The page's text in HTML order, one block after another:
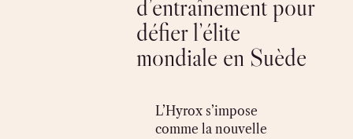
d’entraînement pour
défier l’élite
mondiale en Suède
L’Hyrox s’impose
comme la nouvelle